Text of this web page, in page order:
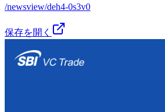
/newsview/deh4-0s3v0
保存を開く